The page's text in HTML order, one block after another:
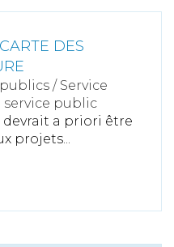
DES
/ Service
public
a priori être
projets...